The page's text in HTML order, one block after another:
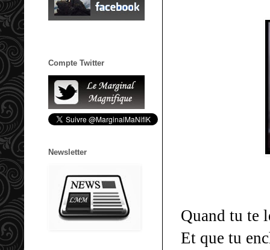
Quand tu te
Et que tu
Compte Twitter
Newsletter